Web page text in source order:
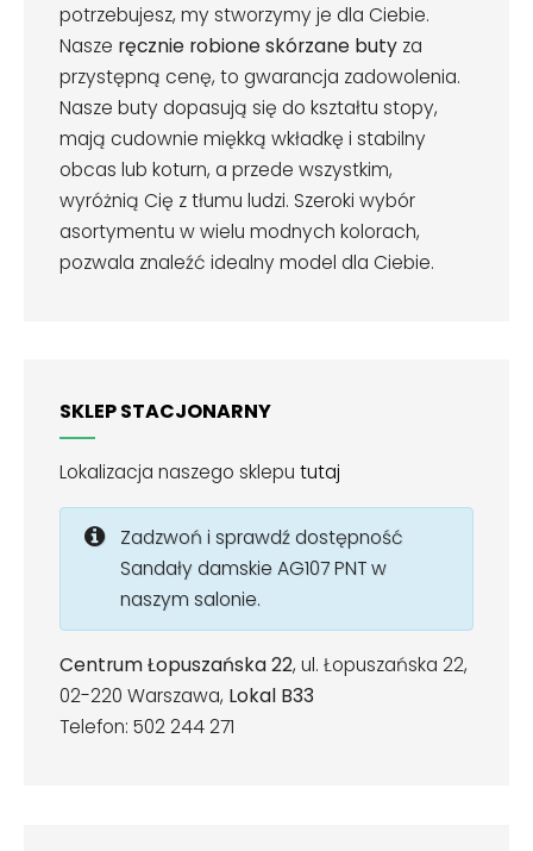
potrzebujesz, my stworzymy je dla Ciebie.
Nasze ręcznie robione skórzane buty za
przystępną cenę, to gwarancja zadowolenia.
Nasze buty dopasują się do kształtu stopy,
mają cudownie miękką wkładkę i stabilny
obcas lub koturn, a przede wszystkim,
wyróżnią Cię z tłumu ludzi. Szeroki wybór
asortymentu w wielu modnych kolorach,
pozwala znaleźć idealny model dla Ciebie.
SKLEP STACJONARNY
Lokalizacja naszego sklepu tutaj
Zadzwoń i sprawdź dostępność
Sandały damskie AG107 PNT w
naszym salonie.
Centrum Łopuszańska 22, ul. Łopuszańska 22,
02-220 Warszawa, Lokal B33
Telefon: 502 244 271